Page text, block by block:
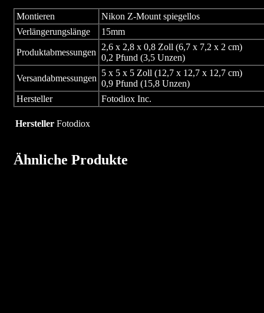
Montieren
Nikon Z-Mount spiegellos
Verlängerungslänge
15mm
Produktabmessungen
2,6 x 2,8 x 0,8 Zoll (6,7 x 7,2 x 2 cm)
0,2 Pfund (3,5 Unzen)
Versandabmessungen
5 x 5 x 5 Zoll (12,7 x 12,7 x 12,7 cm)
0,9 Pfund (15,8 Unzen)
Hersteller
Fotodiox Inc.
Hersteller Fotodiox
Ähnliche Produkte